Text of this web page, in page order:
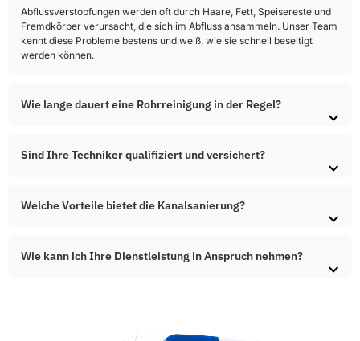
Abflussverstopfungen werden oft durch Haare, Fett, Speisereste und
Fremdkörper verursacht, die sich im Abfluss ansammeln. Unser Team
kennt diese Probleme bestens und weiß, wie sie schnell beseitigt
werden können.
Wie lange dauert eine Rohrreinigung in der Regel?
Sind Ihre Techniker qualifiziert und versichert?
Welche Vorteile bietet die Kanalsanierung?
Wie kann ich Ihre Dienstleistung in Anspruch nehmen?